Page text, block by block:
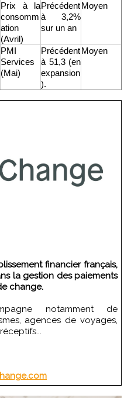
Prix à la
consomm
ation
(Avril)
Précédent
à 3,2%
sur un an
Moyen
PMI
Services
(Mai)
Précédent
à 51,3 (en
expansion
).
Moyen
la gestion des paiements
change.
notamment de
agences de voyages,